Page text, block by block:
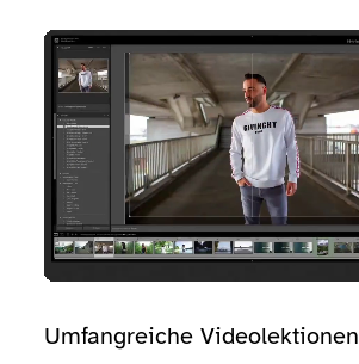
Umfangreiche Videolektionen